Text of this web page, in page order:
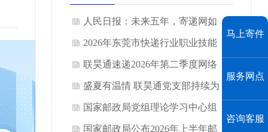
人民日报：未来五年，寄递网如
何由大到强
2026年东莞市快递行业职业技能
竞赛｜联昊通速递获荣誉
联昊通速递2026年第二季度网络
会议圆满召开
盛夏有温情 联昊通党支部持续为
一线员工送清凉
国家邮政局党组理论学习中心组
举行2026年第7次集体学习
国家邮政局公布2026年上半年邮
马上寄件
服务网点
咨询客服